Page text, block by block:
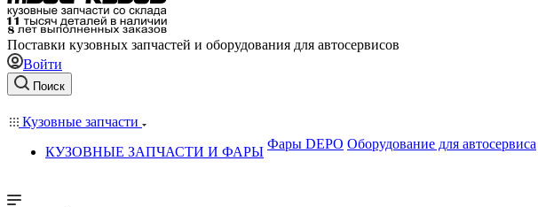
Поставки кузовных запчастей и оборудования для автосервисов
Войти
Поиск
Кузовные запчасти
КУЗОВНЫЕ ЗАПЧАСТИ И ФАРЫ
Фары DEPO Оборудование для автосервиса